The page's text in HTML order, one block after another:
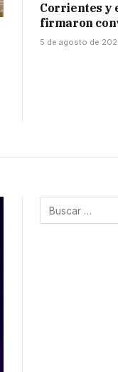
Corrientes y
firmaron
5 de agosto de